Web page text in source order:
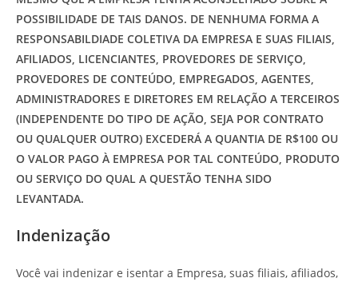
POSSIBILIDADE DE TAIS DANOS. DE NENHUMA FORMA A
RESPONSABILDIADE COLETIVA DA EMPRESA E SUAS FILIAIS,
AFILIADOS, LICENCIANTES, PROVEDORES DE SERVIÇO,
PROVEDORES DE CONTEÚDO, EMPREGADOS, AGENTES,
ADMINISTRADORES E DIRETORES EM RELAÇÃO A TERCEIROS
(INDEPENDENTE DO TIPO DE AÇÃO, SEJA POR CONTRATO
OU QUALQUER OUTRO) EXCEDERÁ A QUANTIA DE R$100 OU
O VALOR PAGO À EMPRESA POR TAL CONTEÚDO, PRODUTO
OU SERVIÇO DO QUAL A QUESTÃO TENHA SIDO
LEVANTADA.
Indenização
Você vai indenizar e isentar a Empresa, suas filiais, afiliados,